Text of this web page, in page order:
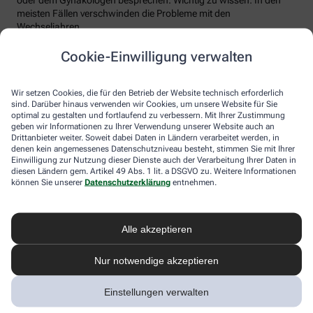
Cookie-Einwilligung verwalten
Wir setzen Cookies, die für den Betrieb der Website technisch erforderlich
sind. Darüber hinaus verwenden wir Cookies, um unsere Website für Sie
optimal zu gestalten und fortlaufend zu verbessern. Mit Ihrer Zustimmung
geben wir Informationen zu Ihrer Verwendung unserer Website auch an
Drittanbieter weiter. Soweit dabei Daten in Ländern verarbeitet werden, in
denen kein angemessenes Datenschutzniveau besteht, stimmen Sie mit Ihrer
Einwilligung zur Nutzung dieser Dienste auch der Verarbeitung Ihrer Daten in
diesen Ländern gem. Artikel 49 Abs. 1 lit. a DSGVO zu. Weitere Informationen
können Sie unserer Datenschutzerklärung entnehmen.
Alle akzeptieren
Nur notwendige akzeptieren
Einstellungen verwalten
meisten Fällen verschwinden die Probleme mit den
Wechseljahren.
Voraussetzung für eine erfolgreiche Behandlung ist allerdings
immer, dass die Endometriose auch als solche erkannt wird.
nehmen und ärztlich abklären lassen. Und sich auf keinen Fall
einreden lassen, sie seien normal.
Melden Sie sich hier an und sichern Sie
sich Ihren 10% Gutschein* für unsere
Apotheke